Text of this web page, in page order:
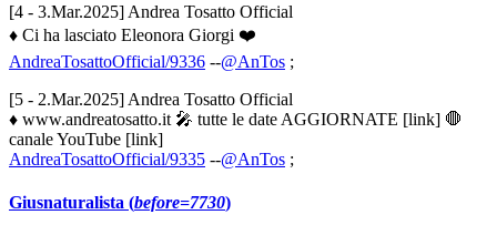
[4 - 3.Mar.2025] Andrea Tosatto Official
♦ Ci ha lasciato Eleonora Giorgi ❤️
AndreaTosattoOfficial/9336 --@AnTos ;
[5 - 2.Mar.2025] Andrea Tosatto Official
♦ www.andreatosatto.it 🎤 tutte le date AGGIORNATE [link] 🛑
canale YouTube [link]
AndreaTosattoOfficial/9335 --@AnTos ;
Giusnaturalista (before=7730)